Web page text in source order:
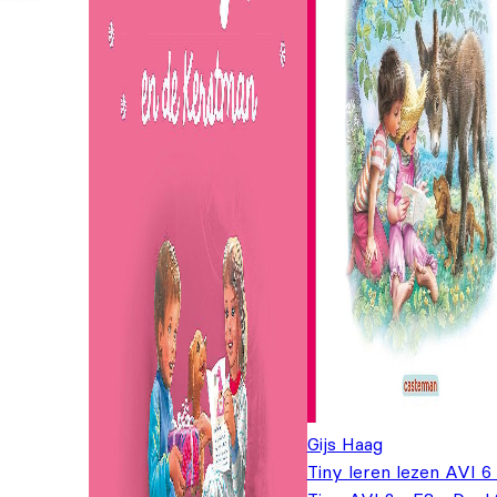
Gijs Haag
Tiny leren lezen AVI 6